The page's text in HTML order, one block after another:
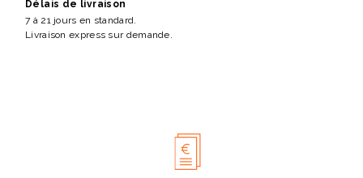
Délais de livraison
7 à 21 jours en standard.
Livraison express sur demande.